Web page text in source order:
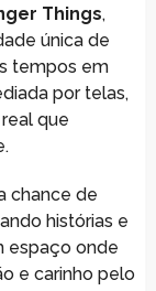
Things,
única de
tempos em
por telas,
que
chance de
histórias e
espaço onde
e carinho pelo